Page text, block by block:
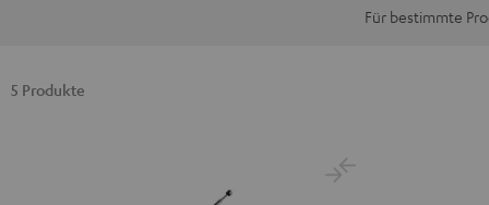
Für bestimmte
5 Produkte